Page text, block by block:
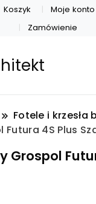
Koszyk Moje konto
Zamówienie
Fotele i krzesła
Futura 4S Plus
Grospol